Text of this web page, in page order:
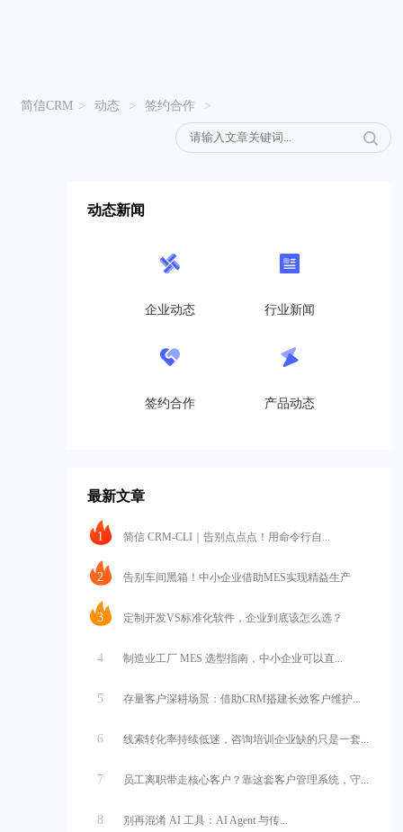
简信CRM > 动态 > 签约合作 >
动态新闻
企业动态 行业新闻
签约合作 产品动态
最新文章
1 简信 CRM-CLI｜告别点点点！用命令行自...
2 告别车间黑箱！中小企业借助MES实现精益生产
3 定制开发VS标准化软件，企业到底该怎么选？
4 制造业工厂 MES 选型指南，中小企业可以直...
5 存量客户深耕场景：借助CRM搭建长效客户维护...
6 线索转化率持续低迷，咨询培训企业缺的只是一套...
7 员工离职带走核心客户？靠这套客户管理系统，守...
8 别再混淆 AI 工具：AI Agent 与传...